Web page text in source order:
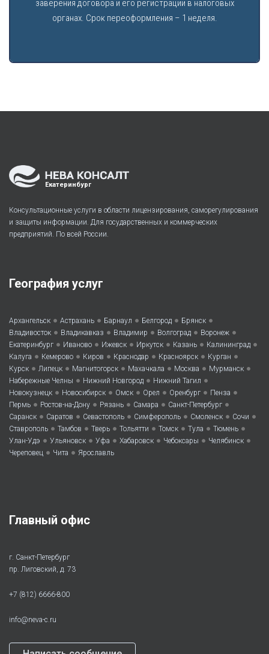
заверения договора и его регистрации в налоговых
органах. Срок переоформления – 1 неделя.
Екатеринбург
Консультационные услуги в области лицензирования, саморегулирования
и защиты информации. Для государственных и коммерческих
предприятий. По всей России.
География услуг
Архангельск • Астрахань • Барнаул • Белгород • Брянск •
Владивосток • Владикавказ • Владимир • Волгоград • Воронеж •
Екатеринбург • Иваново • Ижевск • Иркутск • Казань • Калининград •
Калуга • Кемерово • Киров • Краснодар • Красноярск • Курган •
Курск • Липецк • Магнитогорск • Махачкала • Москва • Мурманск •
Набережные Челны • Нижний Новгород • Нижний Тагил •
Новокузнецк • Новосибирск • Омск • Орел • Оренбург • Пенза •
Пермь • Ростов-на-Дону • Рязань • Самара • Санкт-Петербург •
Саранск • Саратов • Севастополь • Симферополь • Смоленск • Сочи •
Ставрополь • Тамбов • Тверь • Тольятти • Томск • Тула • Тюмень •
Улан-Удэ • Ульяновск • Уфа • Хабаровск • Чебоксары • Челябинск •
Череповец • Чита • Ярославль
Главный офис
г. Санкт-Петербург
пр. Лиговский, д. 73
+7 (812) 6666-800
info@neva-c.ru